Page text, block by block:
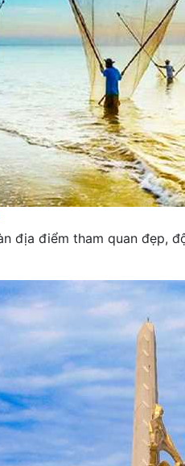
địa điểm tham quan đẹp,